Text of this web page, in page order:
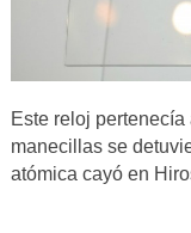
Este reloj
manecillas se
atómica cayó en